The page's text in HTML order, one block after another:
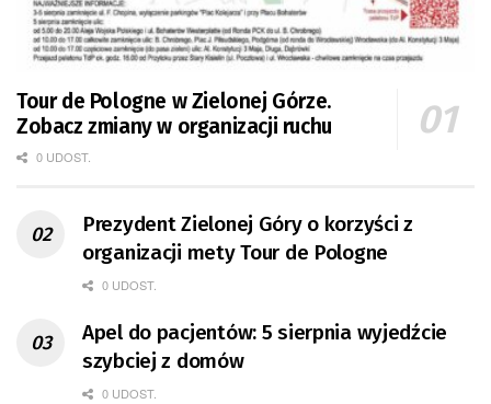
Tour de Pologne w Zielonej Górze.
Zobacz zmiany w organizacji ruchu
0 UDOST.
Prezydent Zielonej Góry o korzyści z
organizacji mety Tour de Pologne
0 UDOST.
Apel do pacjentów: 5 sierpnia wyjedźcie
szybciej z domów
0 UDOST.